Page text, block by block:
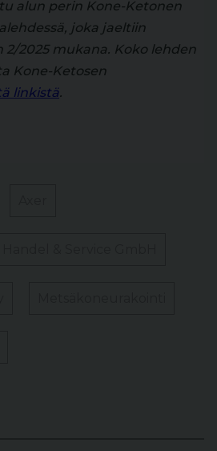
alun perin Kone-Ketonen
joka jaeltiin
2/2025 mukana. Koko lehden
Kone-Ketosen
linkistä.